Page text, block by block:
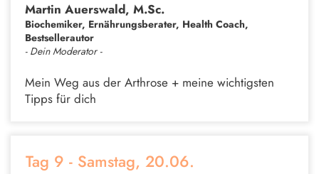
Martin Auerswald, M.Sc.
Biochemiker, Ernährungsberater, Health Coach,
Bestsellerautor
- Dein Moderator -
Mein Weg aus der Arthrose + meine wichtigsten
Tipps für dich
Tag 9 - Samstag, 20.06.